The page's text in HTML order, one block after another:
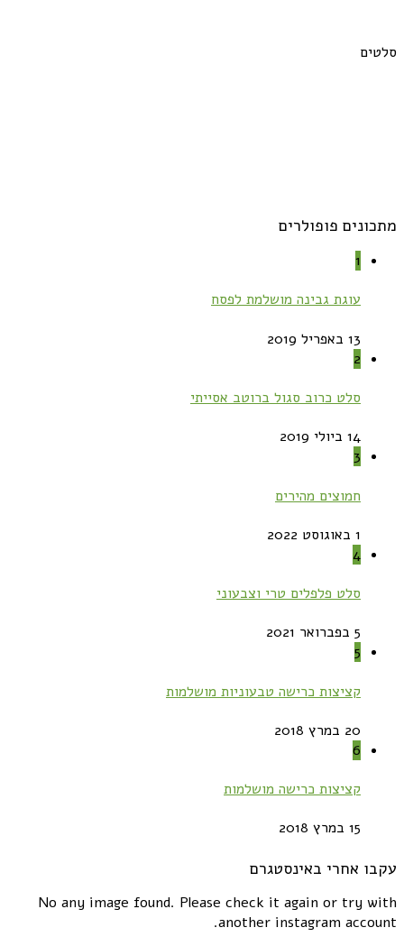
סלטים
מתכונים פופולרים
1
עוגת גבינה מושלמת לפסח
13 באפריל 2019
2
סלט כרוב סגול ברוטב אסייתי
14 ביולי 2019
3
חמוצים מהירים
1 באוגוסט 2022
4
סלט פלפלים טרי וצבעוני
5 בפברואר 2021
5
קציצות כרישה טבעוניות מושלמות
20 במרץ 2018
6
קציצות כרישה מושלמות
15 במרץ 2018
עקבו אחרי באינסטגרם
No any image found. Please check it again or try with
another instagram account.